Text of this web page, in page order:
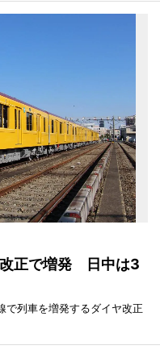
改正で増発 日中は3
で列車を増発するダイヤ改正